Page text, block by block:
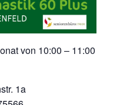
von 10:00 – 11:00
1a